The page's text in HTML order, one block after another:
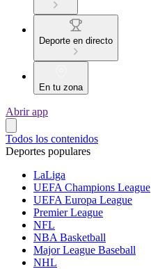
Deporte en directo
En tu zona
Abrir app
Todos los contenidos
Deportes populares
LaLiga
UEFA Champions League
UEFA Europa League
Premier League
NFL
NBA Basketball
Major League Baseball
NHL